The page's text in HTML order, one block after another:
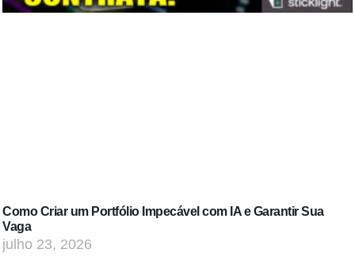
Como Criar um Portfólio Impecável com IA e Garantir Sua
Vaga
julho 23, 2026